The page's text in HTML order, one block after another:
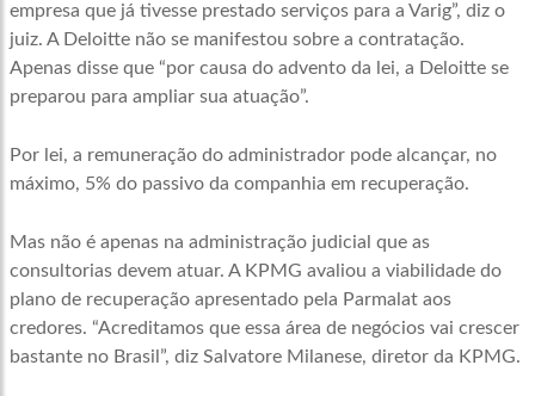
empresa que já tivesse prestado serviços para a Varig”, diz o
juiz. A Deloitte não se manifestou sobre a contratação.
Apenas disse que “por causa do advento da lei, a Deloitte se
preparou para ampliar sua atuação”.
Por lei, a remuneração do administrador pode alcançar, no
máximo, 5% do passivo da companhia em recuperação.
Mas não é apenas na administração judicial que as
consultorias devem atuar. A KPMG avaliou a viabilidade do
plano de recuperação apresentado pela Parmalat aos
credores. “Acreditamos que essa área de negócios vai crescer
bastante no Brasil”, diz Salvatore Milanese, diretor da KPMG.